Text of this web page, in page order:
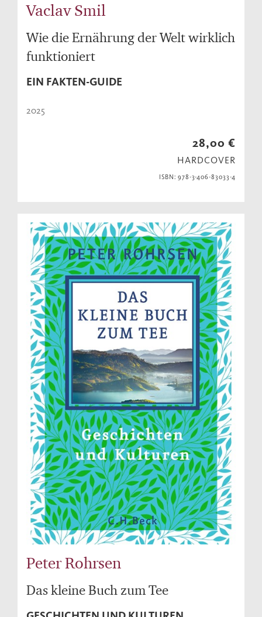
Vaclav Smil
Wie die Ernährung der Welt wirklich
funktioniert
EIN FAKTEN-GUIDE
2025
28,00 €
HARDCOVER
ISBN: 978-3-406-83033-4
Peter Rohrsen
Das kleine Buch zum Tee